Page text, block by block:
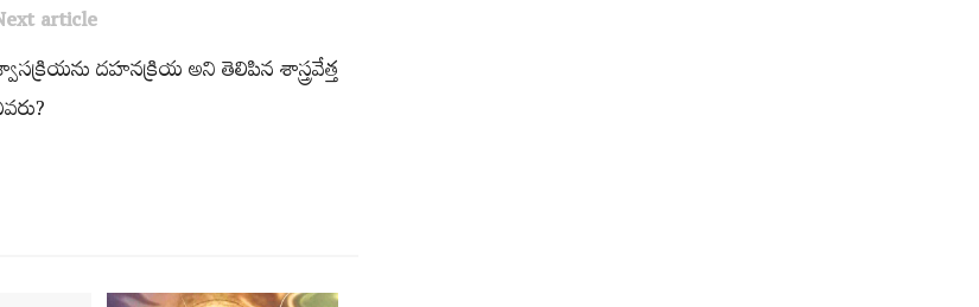
article
దహనక్రియ అని తెలిపిన శాస్త్రవేత్త